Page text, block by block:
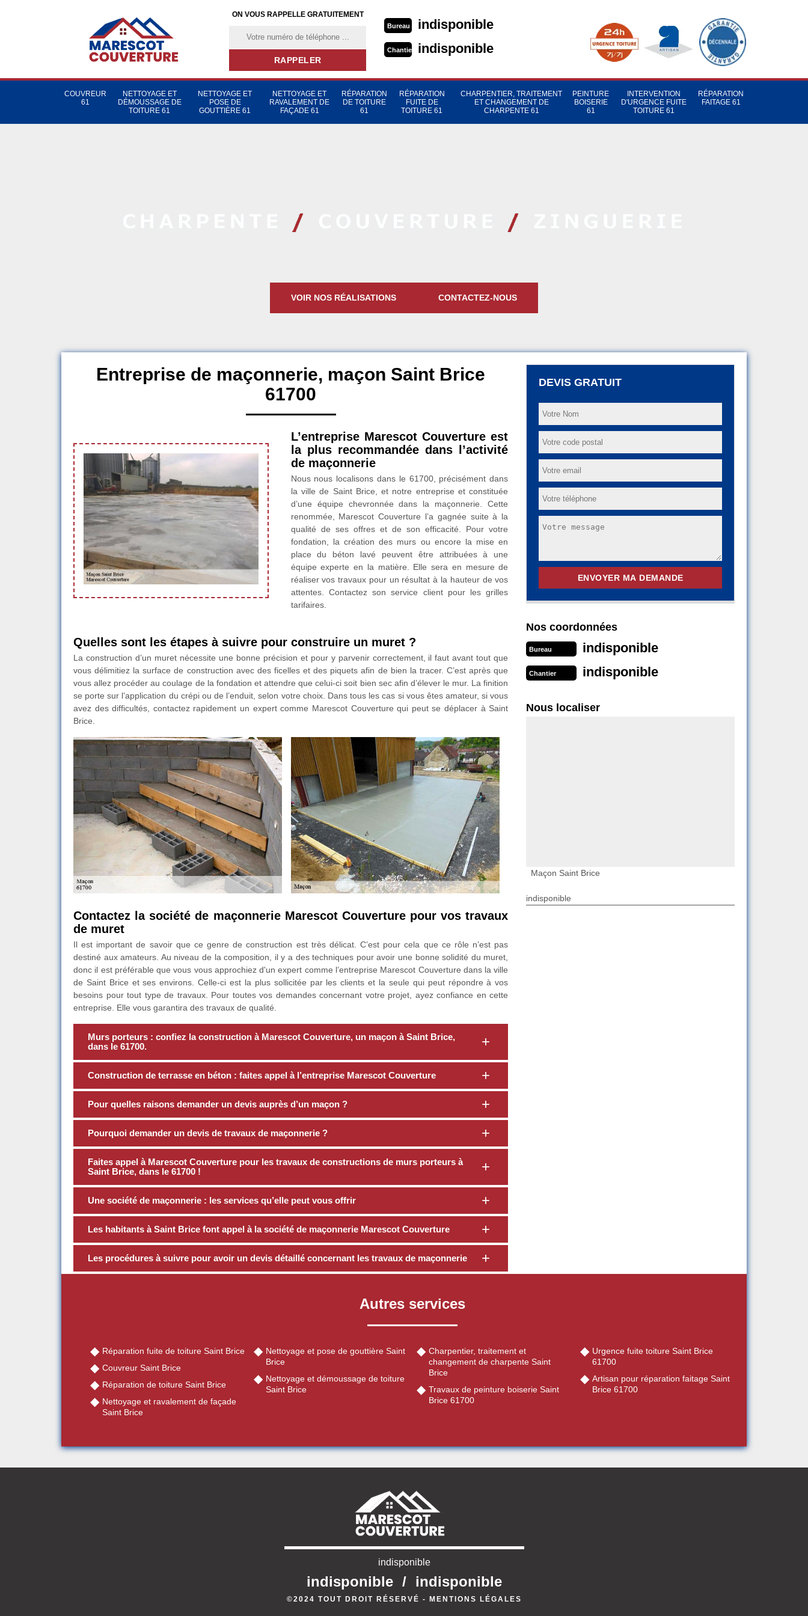
ON VOUS RAPPELLE GRATUITEMENT
Bureau indisponible
Chantier indisponible
COUVREUR
61
NETTOYAGE ET
DÉMOUSSAGE DE
TOITURE 61
NETTOYAGE ET
POSE DE
GOUTTIÈRE 61
NETTOYAGE ET
RAVALEMENT DE
FAÇADE 61
RÉPARATION
DE TOITURE
61
RÉPARATION
FUITE DE
TOITURE 61
CHARPENTIER, TRAITEMENT
ET CHANGEMENT DE
CHARPENTE 61
PEINTURE
BOISERIE
61
INTERVENTION
D'URGENCE FUITE
TOITURE 61
RÉPARATION
FAITAGE 61
VOIR NOS RÉALISATIONS CONTACTEZ-NOUS
Entreprise de maçonnerie, maçon Saint Brice
61700
L’entreprise Marescot Couverture est
la plus recommandée dans l’activité
de maçonnerie
Nous nous localisons dans le 61700, précisément dans
la ville de Saint Brice, et notre entreprise et constituée
d’une équipe chevronnée dans la maçonnerie. Cette
renommée, Marescot Couverture l’a gagnée suite à la
qualité de ses offres et de son efficacité. Pour votre
fondation, la création des murs ou encore la mise en
place du béton lavé peuvent être attribuées à une
équipe experte en la matière. Elle sera en mesure de
réaliser vos travaux pour un résultat à la hauteur de vos
attentes. Contactez son service client pour les grilles
tarifaires.
Quelles sont les étapes à suivre pour construire un muret ?
La construction d’un muret nécessite une bonne précision et pour y parvenir correctement, il faut avant tout que
vous délimitiez la surface de construction avec des ficelles et des piquets afin de bien la tracer. C’est après que
vous allez procéder au coulage de la fondation et attendre que celui-ci soit bien sec afin d’élever le mur. La finition
se porte sur l’application du crépi ou de l’enduit, selon votre choix. Dans tous les cas si vous êtes amateur, si vous
avez des difficultés, contactez rapidement un expert comme Marescot Couverture qui peut se déplacer à Saint
Brice.
Contactez la société de maçonnerie Marescot Couverture pour vos travaux
de muret
Il est important de savoir que ce genre de construction est très délicat. C’est pour cela que ce rôle n’est pas
destiné aux amateurs. Au niveau de la composition, il y a des techniques pour avoir une bonne solidité du muret,
donc il est préférable que vous vous approchiez d'un expert comme l’entreprise Marescot Couverture dans la ville
de Saint Brice et ses environs. Celle-ci est la plus sollicitée par les clients et la seule qui peut répondre à vos
besoins pour tout type de travaux. Pour toutes vos demandes concernant votre projet, ayez confiance en cette
entreprise. Elle vous garantira des travaux de qualité.
Murs porteurs : confiez la construction à Marescot Couverture, un maçon à Saint Brice,
dans le 61700.
Construction de terrasse en béton : faites appel à l’entreprise Marescot Couverture
Pour quelles raisons demander un devis auprès d’un maçon ?
Pourquoi demander un devis de travaux de maçonnerie ?
Faites appel à Marescot Couverture pour les travaux de constructions de murs porteurs à
Saint Brice, dans le 61700 !
Une société de maçonnerie : les services qu’elle peut vous offrir
Les habitants à Saint Brice font appel à la société de maçonnerie Marescot Couverture
Les procédures à suivre pour avoir un devis détaillé concernant les travaux de maçonnerie
DEVIS GRATUIT
Nos coordonnées
Bureau indisponible
Chantier indisponible
Nous localiser
Maçon Saint Brice
indisponible
Autres services
Réparation fuite de toiture Saint Brice
Couvreur Saint Brice
Réparation de toiture Saint Brice
Nettoyage et ravalement de façade
Saint Brice
Nettoyage et pose de gouttière Saint
Brice
Nettoyage et démoussage de toiture
Saint Brice
Charpentier, traitement et
changement de charpente Saint
Brice
Travaux de peinture boiserie Saint
Brice 61700
Urgence fuite toiture Saint Brice
61700
Artisan pour réparation faitage Saint
Brice 61700
indisponible
indisponible / indisponible
©2024 TOUT DROIT RÉSERVÉ - MENTIONS LÉGALES